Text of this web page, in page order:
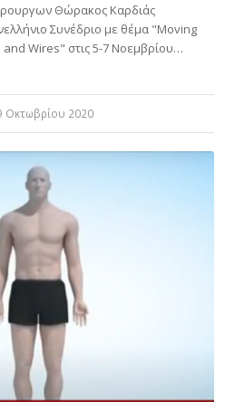
Θώρακος Καρδιάς
Συνέδριο με θέμα "Moving
Wires" στις 5-7 Νοεμβρίου…
Οκτωβρίου 2020